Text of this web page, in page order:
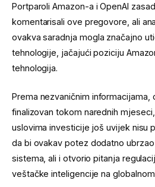
Portparoli Amazon-a i OpenAI
komentarisali ove pregovore, ali
ovakva saradnja mogla značajno
tehnologije, jačajući poziciju
tehnologija.
Prema nezvaničnim
finalizovan tokom narednih
uslovima investicije još uvijek nisu
da bi ovakav potez dodatno
sistema, ali i otvorio pitanja
veštačke inteligencije na